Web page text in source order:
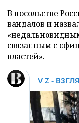
В посольстве
вандалов и
связанным с
властей».